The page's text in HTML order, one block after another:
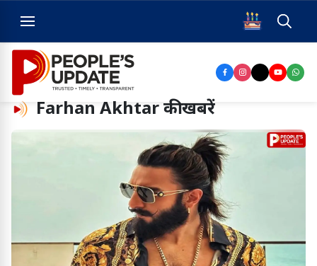
Farhan Akhtarकी खबरें